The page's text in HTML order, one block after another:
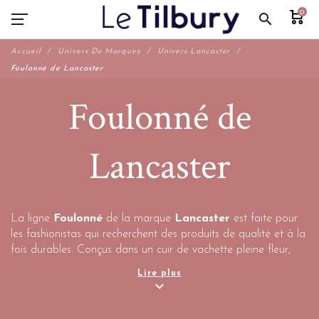
search 0
Accueil Univers De Marques Univers Lancaster
Foulonné de Lancaster
Foulonné de
Lancaster
La ligne Foulonné de la marque Lancaster est faite pour
les fashionistas qui recherchent des produits de qualité et à la
fois durables. Conçus dans un cuir de vachette pleine fleur,
et résistant aux agressions extérieures. La gamme se décline
Lire plus
expand_more